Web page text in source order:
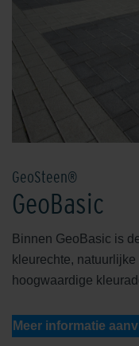
GeoSteen®
GeoBasic
Binnen GeoBasic is
kleurechte,
hoogwaardige
Meer informatie